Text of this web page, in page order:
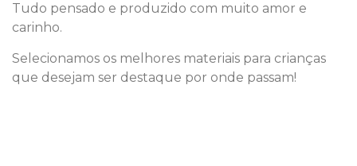
Tudo pensado e produzido com muito amor e
carinho.
Selecionamos os melhores materiais para crianças
que desejam ser destaque por onde passam!